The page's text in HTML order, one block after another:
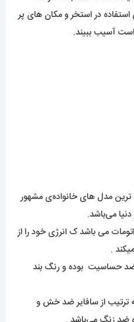
در استخر و مکان های پر
آسیب ببیند.
ترین مدل های خانواده‌ی مشهور
دنیا می‌باشد.
می باشد ک انرژی خود را از
.
حساسیت بوده و رنگ بند
از سافایر ضد خش و